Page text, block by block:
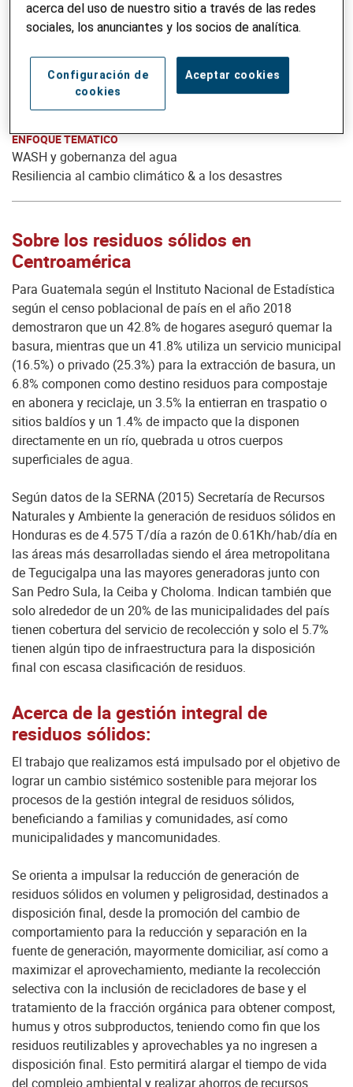
NOMBRE DEL PROYECTO
Gestión Integral de Residuos Sólidos en Centroamérica
FASE DEL PROYECTO
2024 a 2026
ENFOQUE TEMÁTICO
WASH y gobernanza del agua
Resiliencia al cambio climático & a los desastres
Sobre los residuos sólidos en
Centroamérica
Para Guatemala según el Instituto Nacional de Estadística
según el censo poblacional de país en el año 2018
demostraron que un 42.8% de hogares aseguró quemar la
basura, mientras que un 41.8% utiliza un servicio municipal
(16.5%) o privado (25.3%) para la extracción de basura, un
6.8% componen como destino residuos para compostaje
en abonera y reciclaje, un 3.5% la entierran en traspatio o
sitios baldíos y un 1.4% de impacto que la disponen
directamente en un río, quebrada u otros cuerpos
superficiales de agua.
Según datos de la SERNA (2015) Secretaría de Recursos
Naturales y Ambiente la generación de residuos sólidos en
Honduras es de 4.575 T/día a razón de 0.61Kh/hab/día en
las áreas más desarrolladas siendo el área metropolitana
de Tegucigalpa una las mayores generadoras junto con
San Pedro Sula, la Ceiba y Choloma. Indican también que
solo alrededor de un 20% de las municipalidades del país
tienen cobertura del servicio de recolección y solo el 5.7%
tienen algún tipo de infraestructura para la disposición
final con escasa clasificación de residuos.
Acerca de la gestión integral de
residuos sólidos:
El trabajo que realizamos está impulsado por el objetivo de
lograr un cambio sistémico sostenible para mejorar los
procesos de la gestión integral de residuos sólidos,
beneficiando a familias y comunidades, así como
municipalidades y mancomunidades.
Se orienta a impulsar la reducción de generación de
residuos sólidos en volumen y peligrosidad, destinados a
disposición final, desde la promoción del cambio de
comportamiento para la reducción y separación en la
fuente de generación, mayormente domiciliar, así como a
maximizar el aprovechamiento, mediante la recolección
selectiva con la inclusión de recicladores de base y el
tratamiento de la fracción orgánica para obtener compost,
humus y otros subproductos, teniendo como fin que los
residuos reutilizables y aprovechables ya no ingresen a
disposición final. Esto permitirá alargar el tiempo de vida
del complejo ambiental y realizar ahorros de recursos
acerca del uso de nuestro sitio a través de las redes
sociales, los anunciantes y los socios de analítica.
Aceptar cookies
Configuración de
cookies